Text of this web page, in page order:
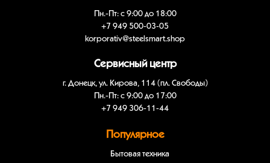
Пн.-Пт: с 9:00 до 18:00
+7 949 500-03-05
korporativ@steelsmart.shop
Сервисный центр
г. Донецк, ул. Кирова, 114 (пл. Свободы)
Пн.-Пт: с 9:00 до 17:00
+7 949 306-11-44
Популярное
Бытовая техника